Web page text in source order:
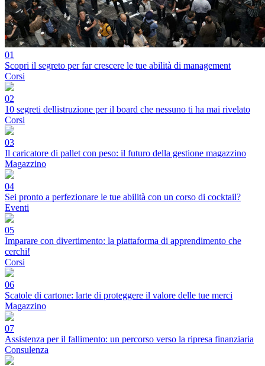
01
Scopri il segreto per far crescere le tue abilità di management
Corsi
02
10 segreti dellistruzione per il board che nessuno ti ha mai rivelato
Corsi
03
Il caricatore di pallet con peso: il futuro della gestione magazzino
Magazzino
04
Sei pronto a perfezionare le tue abilità con un corso di cocktail?
Eventi
05
Imparare con divertimento: la piattaforma di apprendimento che
cerchi!
Corsi
06
Scatole di cartone: larte di proteggere il valore delle tue merci
Magazzino
07
Assistenza per il fallimento: un percorso verso la ripresa finanziaria
Consulenza